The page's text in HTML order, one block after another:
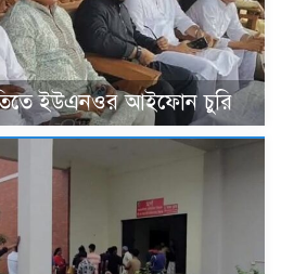
ইউএনওর আইফোন চুরি